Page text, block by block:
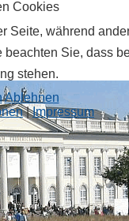
Cookies
während
Sie, dass
stehen.
Ablehnen
|Impressum